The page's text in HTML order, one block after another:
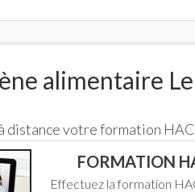
alimentaire
distance votre formation
FORMATION
Effectuez la formation